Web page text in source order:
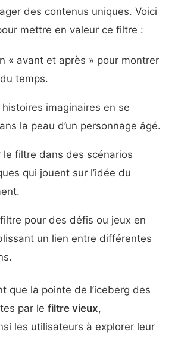
des contenus uniques. Voici
mettre en valeur ce filtre :
« avant et après » pour montrer
temps.
imaginaires en se
la peau d’un personnage âgé.
le filtre dans des scénarios
qui jouent sur l’idée du
pour des défis ou jeux en
un lien entre différentes
que la pointe de l’iceberg des
par le filtre vieux,
les utilisateurs à explorer leur